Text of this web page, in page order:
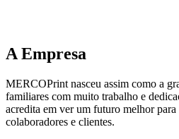
AEmpresa
MERCOPrint nasceu assim como a
familiares com muito trabalho e
acredita em ver um futuro melhor para
colaboradores e clientes.